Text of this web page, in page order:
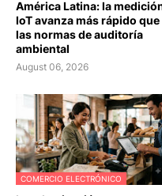
América Latina: la
IoT avanza más rápido que
las normas de auditoría
ambiental
August 06, 2026
COMERCIO ELECTRÓNICO